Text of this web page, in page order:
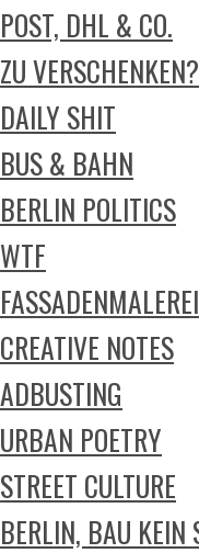
POST, DHL & CO.
ZU
DAILY SHIT
BUS & BAHN
BERLIN POLITICS
WTF
FASSADENMALEREI
CREATIVE NOTES
ADBUSTING
URBAN POETRY
STREET CULTURE
BERLIN, BAU KEIN